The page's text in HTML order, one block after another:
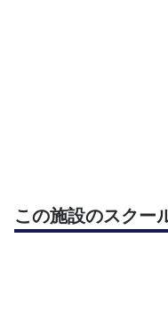
ート。打球数もたっぷ
Point 3｜テニスコート
ス」 狭いスペースで窮
トで思いっきりラケッ
ず、のびのびとテニス
この施設のスクー